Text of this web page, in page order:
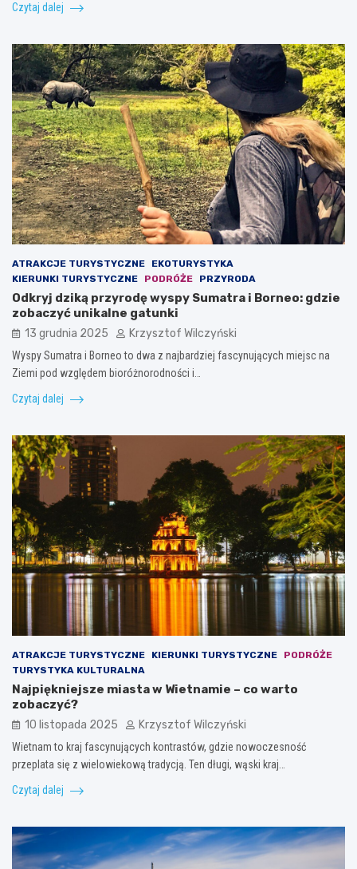
Czytaj dalej
ATRAKCJE TURYSTYCZNE
EKOTURYSTYKA
KIERUNKI TURYSTYCZNE
PODRÓŻE PRZYRODA
Odkryj dziką przyrodę wyspy Sumatra i Borneo: gdzie
zobaczyć unikalne gatunki
13 grudnia 2025 Krzysztof Wilczyński
Wyspy Sumatra i Borneo to dwa z najbardziej fascynujących miejsc na
Ziemi pod względem bioróżnorodności i…
Czytaj dalej
ATRAKCJE TURYSTYCZNE KIERUNKI TURYSTYCZNE
PODRÓŻE
TURYSTYKA KULTURALNA
Najpiękniejsze miasta w Wietnamie – co warto
zobaczyć?
10 listopada 2025 Krzysztof Wilczyński
Wietnam to kraj fascynujących kontrastów, gdzie nowoczesność
przeplata się z wielowiekową tradycją. Ten długi, wąski kraj…
Czytaj dalej